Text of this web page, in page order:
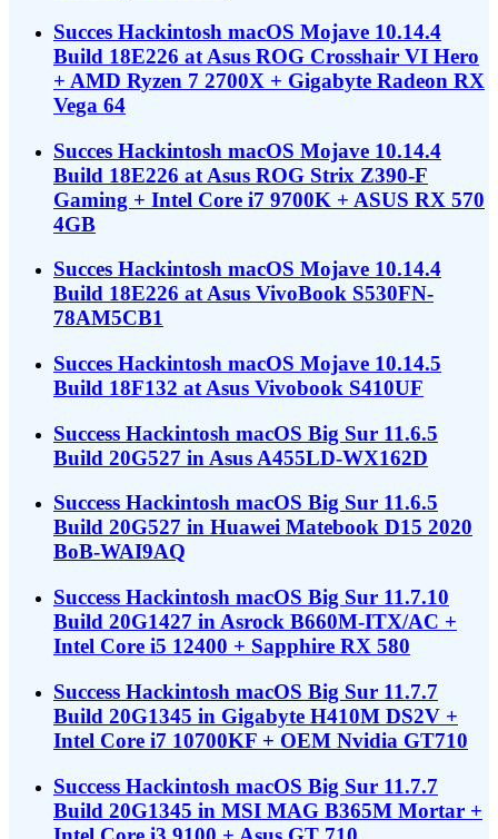
Succes Hackintosh macOS Mojave 10.14.4
Build 18E226 at Asus ROG Crosshair VI Hero
+ AMD Ryzen 7 2700X + Gigabyte Radeon RX
Vega 64
Succes Hackintosh macOS Mojave 10.14.4
Build 18E226 at Asus ROG Strix Z390-F
Gaming + Intel Core i7 9700K + ASUS RX 570
4GB
Succes Hackintosh macOS Mojave 10.14.4
Build 18E226 at Asus VivoBook S530FN-
78AM5CB1
Succes Hackintosh macOS Mojave 10.14.5
Build 18F132 at Asus Vivobook S410UF
Success Hackintosh macOS Big Sur 11.6.5
Build 20G527 in Asus A455LD-WX162D
Success Hackintosh macOS Big Sur 11.6.5
Build 20G527 in Huawei Matebook D15 2020
BoB-WAI9AQ
Success Hackintosh macOS Big Sur 11.7.10
Build 20G1427 in Asrock B660M-ITX/AC +
Intel Core i5 12400 + Sapphire RX 580
Success Hackintosh macOS Big Sur 11.7.7
Build 20G1345 in Gigabyte H410M DS2V +
Intel Core i7 10700KF + OEM Nvidia GT710
Success Hackintosh macOS Big Sur 11.7.7
Build 20G1345 in MSI MAG B365M Mortar +